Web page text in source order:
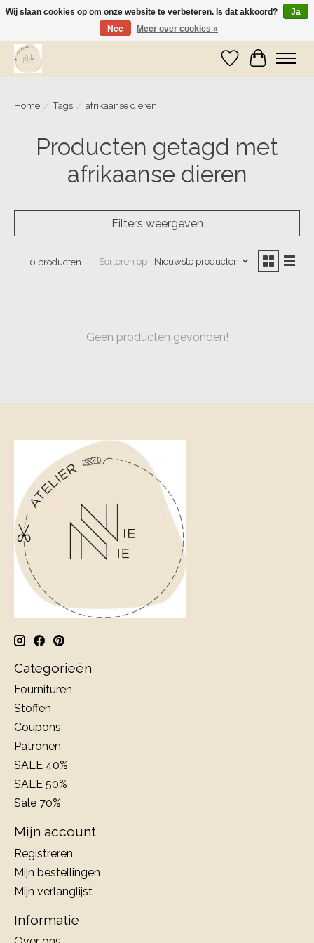
Wij zijn op vakantie! Vanaf zaterdag 9 mei worden er weer pakketjes verzonden
Verlanglijst
Home / Tags / afrikaanse dieren
Producten getagd met
afrikaanse dieren
Filters weergeven
0 producten Sorteren op Nieuwste producten
Geen producten gevonden!
Categorieën
Fournituren
Stoffen
Coupons
Patronen
SALE 40%
SALE 50%
Sale 70%
Mijn account
Registreren
Mijn bestellingen
Mijn verlanglijst
Informatie
Wij slaan cookies op om onze website te verbeteren. Is dat akkoord?
Ja
Nee
Meer over cookies »